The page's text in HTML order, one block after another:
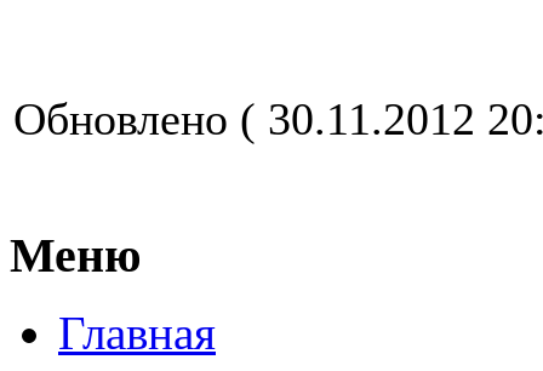
Обновлено ( 30.11.2012
Меню
Главная